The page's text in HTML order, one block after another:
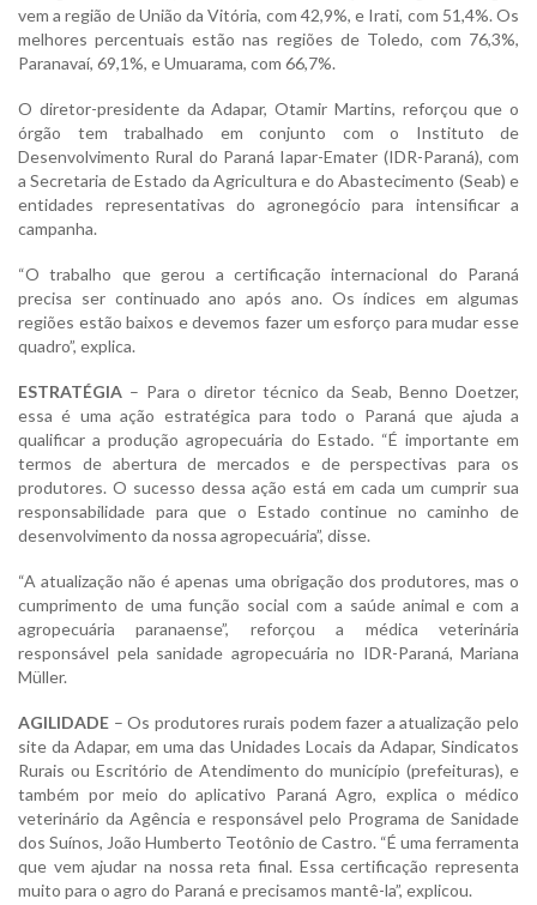
vem a região de União da Vitória, com 42,9%, e Irati, com 51,4%. Os
melhores percentuais estão nas regiões de Toledo, com 76,3%,
Paranavaí, 69,1%, e Umuarama, com 66,7%.
O diretor-presidente da Adapar, Otamir Martins, reforçou que o
órgão tem trabalhado em conjunto com o Instituto de
Desenvolvimento Rural do Paraná Iapar-Emater (IDR-Paraná), com
a Secretaria de Estado da Agricultura e do Abastecimento (Seab) e
entidades representativas do agronegócio para intensificar a
campanha.
“O trabalho que gerou a certificação internacional do Paraná
precisa ser continuado ano após ano. Os índices em algumas
regiões estão baixos e devemos fazer um esforço para mudar esse
quadro”, explica.
ESTRATÉGIA – Para o diretor técnico da Seab, Benno Doetzer,
essa é uma ação estratégica para todo o Paraná que ajuda a
qualificar a produção agropecuária do Estado. “É importante em
termos de abertura de mercados e de perspectivas para os
produtores. O sucesso dessa ação está em cada um cumprir sua
responsabilidade para que o Estado continue no caminho de
desenvolvimento da nossa agropecuária”, disse.
“A atualização não é apenas uma obrigação dos produtores, mas o
cumprimento de uma função social com a saúde animal e com a
agropecuária paranaense”, reforçou a médica veterinária
responsável pela sanidade agropecuária no IDR-Paraná, Mariana
Müller.
AGILIDADE – Os produtores rurais podem fazer a atualização pelo
site da Adapar, em uma das Unidades Locais da Adapar, Sindicatos
Rurais ou Escritório de Atendimento do município (prefeituras), e
também por meio do aplicativo Paraná Agro, explica o médico
veterinário da Agência e responsável pelo Programa de Sanidade
dos Suínos, João Humberto Teotônio de Castro. “É uma ferramenta
que vem ajudar na nossa reta final. Essa certificação representa
muito para o agro do Paraná e precisamos mantê-la”, explicou.